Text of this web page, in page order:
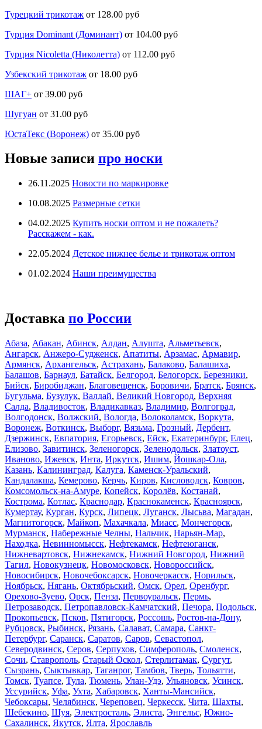
Турецкий трикотаж от 128.00 руб
Турция Dominant (Доминант) от 104.00 руб
Турция Nicoletta (Николетта) от 112.00 руб
Узбекский трикотаж от 18.00 руб
ШАГ+ от 39.00 руб
Шугуан от 31.00 руб
ЮстаТекс (Воронеж) от 35.00 руб
Новые записи про носки
26.11.2025 Новости по маркировке
10.08.2025 Размерные сетки
04.02.2025 Купить носки оптом и не пожалеть?
Расскажем - как.
22.05.2024 Детское нижнее белье и трикотаж оптом
01.02.2024 Наши преимущества
Доставка по России
Абаза, Абакан, Абинск, Алдан, Алушта, Альметьевск,
Ангарск, Анжеро-Судженск, Апатиты, Арзамас, Армавир,
Армянск, Архангельск, Астрахань, Балаково, Балашиха,
Балашов, Барнаул, Батайск, Белгород, Белогорск, Березники,
Бийск, Биробиджан, Благовещенск, Боровичи, Братск, Брянск,
Бугульма, Бузулук, Валдай, Великий Новгород, Верхняя
Салда, Владивосток, Владикавказ, Владимир, Волгоград,
Волгодонск, Волжский, Вологда, Волоколамск, Воркута,
Воронеж, Воткинск, Выборг, Вязьма, Грозный, Дербент,
Дзержинск, Евпатория, Егорьевск, Ейск, Екатеринбург, Елец,
Елизово, Завитинск, Зеленогорск, Зеленодольск, Златоуст,
Иваново, Ижевск, Инта, Иркутск, Ишим, Йошкар-Ола,
Казань, Калининград, Калуга, Каменск-Уральский,
Кандалакша, Кемерово, Керчь, Киров, Кисловодск, Ковров,
Комсомольск-на-Амуре, Копейск, Королёв, Костанай,
Кострома, Котлас, Краснодар, Краснокаменск, Красноярск,
Кумертау, Курган, Курск, Липецк, Луганск, Лысьва, Магадан,
Магнитогорск, Майкоп, Махачкала, Миасс, Мончегорск,
Мурманск, Набережные Челны, Нальчик, Нарьян-Мар,
Находка, Невинномысск, Нефтекамск, Нефтеюганск,
Нижневартовск, Нижнекамск, Нижний Новгород, Нижний
Тагил, Новокузнецк, Новомосковск, Новороссийск,
Новосибирск, Новочебоксарск, Новочеркасск, Норильск,
Ноябрьск, Нягань, Октябрьский, Омск, Орел, Оренбург,
Орехово-Зуево, Орск, Пенза, Первоуральск, Пермь,
Петрозаводск, Петропавловск-Камчатский, Печора, Подольск,
Прокопьевск, Псков, Пятигорск, Россошь, Ростов-на-Дону,
Рубцовск, Рыбинск, Рязань, Салават, Самара, Санкт-
Петербург, Саранск, Саратов, Саров, Севастопол,
Северодвинск, Серов, Серпухов, Симферополь, Смоленск,
Сочи, Ставрополь, Старый Оскол, Стерлитамак, Сургут,
Сызрань, Сыктывкар, Таганрог, Тамбов, Тверь, Тольятти,
Томск, Туапсе, Тула, Тюмень, Улан-Удэ, Ульяновск, Усинск,
Уссурийск, Уфа, Ухта, Хабаровск, Ханты-Мансийск,
Чебоксары, Челябинск, Череповец, Черкесск, Чита, Шахты,
Шебекино, Шуя, Электросталь, Элиста, Энгельс, Южно-
Сахалинск, Якутск, Ялта, Ярославль